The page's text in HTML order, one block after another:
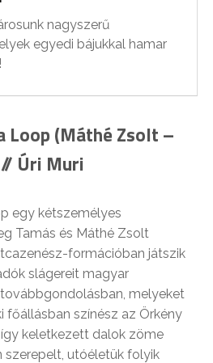
nagyszerű
egyedi bájukkal hamar
Loop (Máthé Zsolt –
Úri Muri
egy kétszemélyes
Tamás és Máthé Zsolt
formációban játszik
slágereit magyar
melyeket
főállásban színész az Örkény
keletkezett dalok zöme
szerepelt, utóéletük folyik